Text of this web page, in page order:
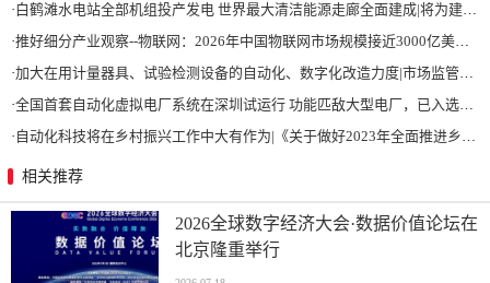
·白鹤滩水电站全部机组投产发电 世界最大清洁能源走廊全面建成|将为建设新型能源体系、保障国家能源安全、实现“双碳”目标提供有力支撑
·推好细分产业观察--物联网：2026年中国物联网市场规模接近3000亿美元 智慧工厂、智慧城市、智慧电网等将占60%以上
·加大在用计量器具、试验检测设备的自动化、数字化改造力度|市场监管总局 工业和信息化部 关于促进企业计量能力提升的指导意见
·全国首套自动化虚拟电厂系统在深圳试运行 功能匹敌大型电厂，已入选国际典型案例
· 自动化科技将在乡村振兴工作中大有作为|《关于做好2023年全面推进乡村振兴重点工作的意见》发布
相关推荐
2026全球数字经济大会·数据价值论坛在
北京隆重举行